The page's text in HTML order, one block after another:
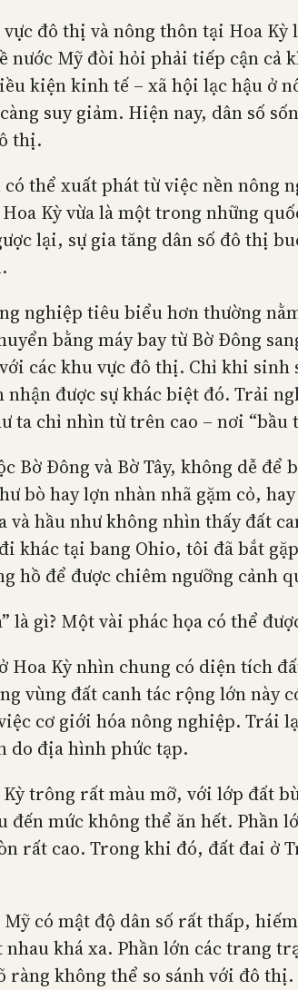
đô thị và nông thôn tại Hoa
nước Mỹ đòi hỏi phải tiếp cận
kiện kinh tế – xã hội lạc hậu ở
suy giảm. Hiện nay, dân số
thị.
thể xuất phát từ việc nền nông
Kỳ vừa là một trong những
lại, sự gia tăng dân số đô thị
nghiệp tiêu biểu hơn thường
bằng máy bay từ Bờ Đông
các khu vực đô thị. Chỉ khi
được sự khác biệt đó. Trải
ta chỉ nhìn từ trên cao – nơi “bầu
Bờ Đông và Bờ Tây, không dễ
bò hay lợn nhàn nhã gặm cỏ,
và hầu như không nhìn thấy đất
khác tại bang Ohio, tôi đã bắt
hồ để được chiêm ngưỡng cảnh
là gì? Một vài phác họa có thể
Hoa Kỳ nhìn chung có diện tích
vùng đất canh tác rộng lớn
cơ giới hóa nông nghiệp. Trái
do địa hình phức tạp.
trông rất màu mỡ, với lớp đất
đến mức không thể ăn hết. Phần
rất cao. Trong khi đó, đất đai ở
có mật độ dân số rất thấp,
khá xa. Phần lớn các trang
không thể so sánh với đô thị.